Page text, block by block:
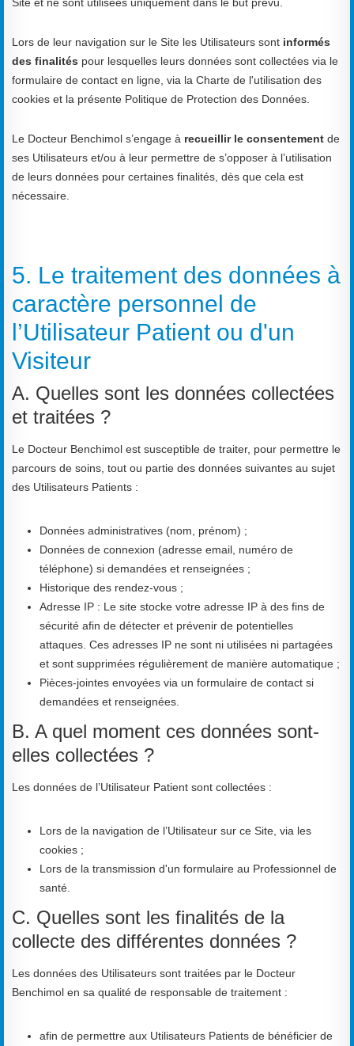
Lors de leur navigation sur le Site les Utilisateurs sont informés
des finalités pour lesquelles leurs données sont collectées via le
formulaire de contact en ligne, via la Charte de l'utilisation des
cookies et la présente Politique de Protection des Données.
Le Docteur Benchimol s’engage à recueillir le consentement de
ses Utilisateurs et/ou à leur permettre de s’opposer à l’utilisation
de leurs données pour certaines finalités, dès que cela est
nécessaire.
5. Le traitement des données à
caractère personnel de
l’Utilisateur Patient ou d'un
Visiteur
A. Quelles sont les données collectées
et traitées ?
Le Docteur Benchimol est susceptible de traiter, pour permettre le
parcours de soins, tout ou partie des données suivantes au sujet
des Utilisateurs Patients :
Données administratives (nom, prénom) ;
Données de connexion (adresse email, numéro de
téléphone) si demandées et renseignées ;
Historique des rendez-vous ;
Adresse IP : Le site stocke votre adresse IP à des fins de
sécurité afin de détecter et prévenir de potentielles
attaques. Ces adresses IP ne sont ni utilisées ni partagées
et sont supprimées régulièrement de manière automatique ;
Pièces-jointes envoyées via un formulaire de contact si
demandées et renseignées.
B. A quel moment ces données sont-
elles collectées ?
Les données de l’Utilisateur Patient sont collectées :
Lors de la navigation de l’Utilisateur sur ce Site, via les
cookies ;
Lors de la transmission d'un formulaire au Professionnel de
santé.
C. Quelles sont les finalités de la
collecte des différentes données ?
Les données des Utilisateurs sont traitées par le Docteur
Benchimol en sa qualité de responsable de traitement :
afin de permettre aux Utilisateurs Patients de bénéficier de